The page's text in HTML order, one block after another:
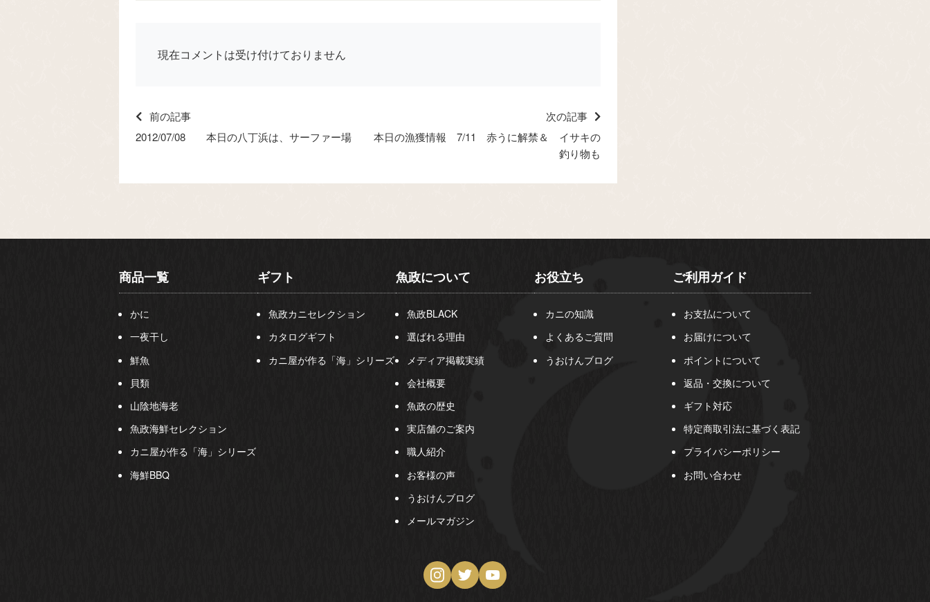
現在コメントは受け付けておりません
前の記事
2012/07/08 本日の八丁浜は、サーファー場
次の記事
本日の漁獲情報 7/11 赤うに解禁＆ イサキの
釣り物も
商品一覧
かに
一夜干し
鮮魚
貝類
山陰地海老
魚政海鮮セレクション
カニ屋が作る「海」シリーズ
海鮮BBQ
ギフト
魚政カニセレクション
カタログギフト
カニ屋が作る「海」シリーズ
魚政について
魚政BLACK
選ばれる理由
メディア掲載実績
会社概要
魚政の歴史
実店舗のご案内
職人紹介
お客様の声
うおけんブログ
メールマガジン
お役立ち
カニの知識
よくあるご質問
うおけんブログ
ご利用ガイド
お支払について
お届けについて
ポイントについて
返品・交換について
ギフト対応
特定商取引法に基づく表記
プライバシーポリシー
お問い合わせ